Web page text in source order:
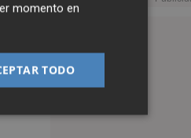
momento en
TODO